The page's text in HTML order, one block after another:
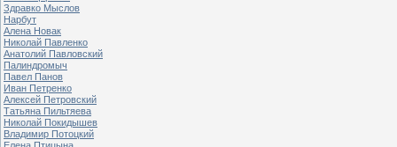
Здравко Мыслов
Нарбут
Алена Новак
Николай Павленко
Анатолий Павловский
Палиндромыч
Павел Панов
Иван Петренко
Алексей Петровский
Татьяна Пильтяева
Николай Покидышев
Владимир Потоцкий